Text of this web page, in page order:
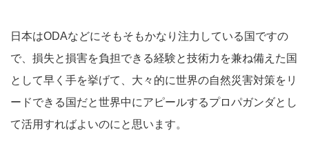
日本はODAなどにそもそもかなり注力している国ですの
で、損失と損害を負担できる経験と技術力を兼ね備えた国
として早く手を挙げて、大々的に世界の自然災害対策をリ
ードできる国だと世界中にアピールするプロパガンダとし
て活用すればよいのにと思います。